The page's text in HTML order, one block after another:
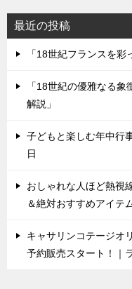
最近の投稿
「18世紀フランスを彩
「18世紀の優雅なる
解説」
子どもと楽しむ年中行
日
おしゃれな人ほど熱視
＆絶対おすすめアイテ
キャサリンコテージオ
予約販売スタート！｜